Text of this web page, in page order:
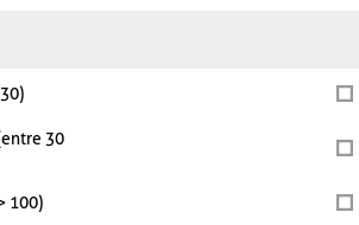
30
100)